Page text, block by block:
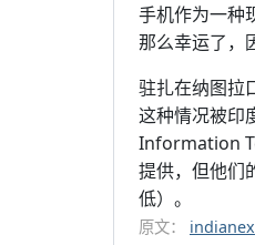
手机作为一种
那么幸运了，
驻扎在纳图拉
这种情况被
Information
提供，但他们
低）。
原文：